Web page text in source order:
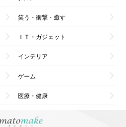
笑う・衝撃・癒す
ＩＴ・ガジェット
インテリア
ゲーム
医療・健康